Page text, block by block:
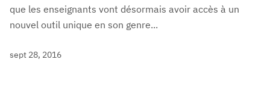
que les enseignants vont désormais avoir accès à un
nouvel outil unique en son genre...
sept 28, 2016